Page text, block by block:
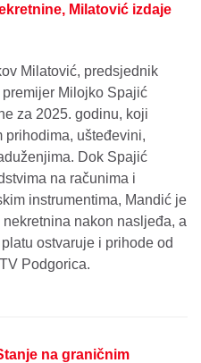
Milatović izdaje
Milatović, predsjednik
Milojko Spajić
za 2025. godinu, koji
prihodima, ušteđevini,
Dok Spajić
na računima i
instrumentima, Mandić je
nakon nasljeđa, a
ostvaruje i prihode od
Podgorica.
na graničnim